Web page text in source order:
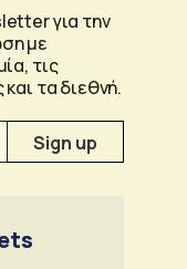
για την
με
τις
τα διεθνή.